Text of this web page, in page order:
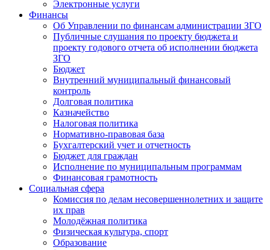
Электронные услуги
Финансы
Об Управлении по финансам администрации ЗГО
Публичные слушания по проекту бюджета и
проекту годового отчета об исполнении бюджета
ЗГО
Бюджет
Внутренний муниципальный финансовый
контроль
Долговая политика
Казначейство
Налоговая политика
Нормативно-правовая база
Бухгалтерский учет и отчетность
Бюджет для граждан
Исполнение по муниципальным программам
Финансовая грамотность
Социальная сфера
Комиссия по делам несовершеннолетних и защите
их прав
Молодёжная политика
Физическая культура, спорт
Образование